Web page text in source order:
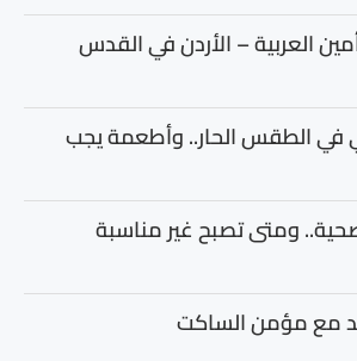
العربية – الأردن في القدس
في الطقس الحار.. وأطعمة يجب
ومتى تصبح غير مناسبة
مع مؤمن الساكت